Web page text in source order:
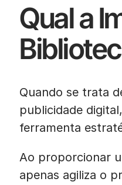
Qual a
Quando se trata
publicidade
ferramenta
Ao proporcionar
apenas agiliza o